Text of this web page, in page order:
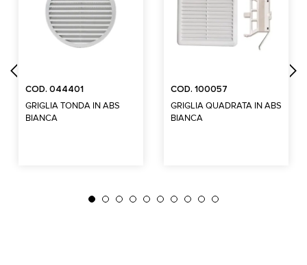
COD. 044401
GRIGLIA TONDA IN ABS
BIANCA
COD. 100057
GRIGLIA QUADRATA IN ABS
BIANCA